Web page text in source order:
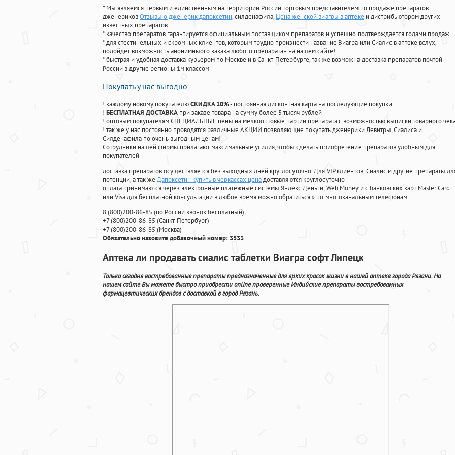
* Мы являемся первым и единственным на территории России торговым представителем по продаже препаратов
дженериковОтзывы о дженерик дапоксетин, силденафила, Цена женской виагры в аптеке и дистрибьютором других
известных препаратов
* качество препаратов гарантируется официальным поставщиком препаратов и успешно подтверждается годами продаж
* для стестинельных и скромных клиентов, которым трудно произнести название Виагра или Сиалис в аптеке вслух,
подойдет возможность анонимныого заказа любого препаратан на нашем сайте!
* быстрая и удобная доставка курьером по Москве и в Санкт-Петербурге, так же возможна доставка препаратов почтой
России в другие регионы 1м классом
Покупать у нас выгодно
! каждому новому покупателюСКИДКА 10%- постоянная дисконтная карта на последующие покупки
! БЕСПЛАТНАЯ ДОСТАВКА при заказе товара на сумму более 5 тысяч рублей
! оптовым покупателям СПЕЦИАЛЬНЫЕ цены на мелкооптовые партии препарата с возможностью выписки товарного
! так же у нас постоянно проводятся различные АКЦИИ позволяющие покупать дженерики Левитры, Сиалиса и
Силденафила по очень выгодным ценам!
Cотрудники нашей фирмы прилагают максимальные усилия, чтобы сделать приобретение препаратов удобным для
покупателей
доставка препаратов осуществляется без выходных дней круглосуточно. Для VIP клиентов: Сиалис и другие препараты
потенции, а так же Дапоксетин купить в черкассах ценадоставляются круглосуточно
оплата принимаются через электронные платежные системы Яндекс Деньги, Web Money и с банковских карт Master Card
или Visa для бесплатной консультации в любое время можно обратиться» по многоканальным телефонам:
8(800)200-86-85 (по России звонок бесплатный),
+7(800)200-86-85 (Санкт-Петербург)
+7(800)200-86-85 (Москва)
Обязательно назовите добавочный номер: 3533
Аптека ли продавать сиалис таблетки Виагра софт Липецк
Только сегодня востребованные препараты предназначенные для ярких красок жизни в нашей аптеке города Рязани. На
нашем сайте Вы можете быстро приобрести online проверенные Индийские препараты востребованных
фармацевтических брендов с доставкой в город Рязань.